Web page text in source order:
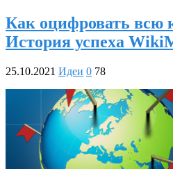
Как оцифровать всю
История успеха
25.10.2021 Идеи 0 78